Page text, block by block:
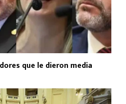
que le dieron media